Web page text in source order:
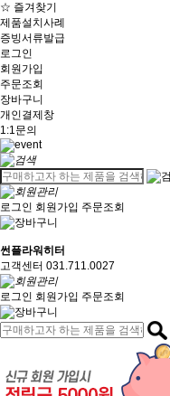
☆ 즐겨찾기
제품설치사례
증빙서류발급
로그인
회원가입
주문조회
장바구니
개인결제창
1:1문의
로그인 회원가입 주문조회
썬플라워히터
고객센터 031.711.0027
로그인 회원가입 주문조회